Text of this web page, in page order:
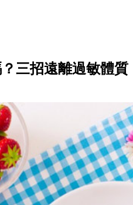
三招遠離過敏體質